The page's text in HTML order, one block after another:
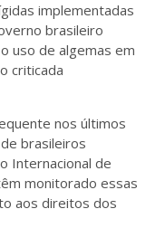
implementadas
brasileiro
uso de algemas em
criticada
nos últimos
brasileiros
Internacional de
monitorado essas
aos direitos dos